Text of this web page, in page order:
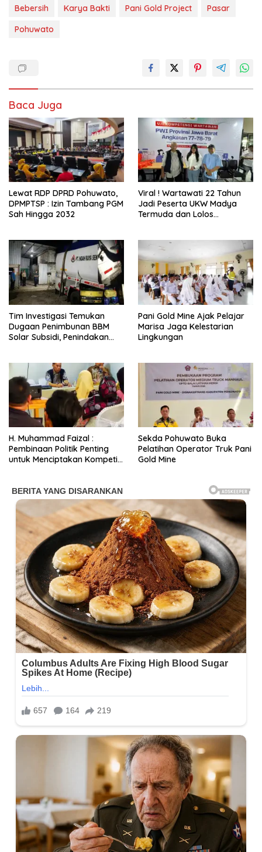
Bebersih Karya Bakti Pani Gold Project
Pasar
Pohuwato
Baca Juga
Lewat RDP DPRD Pohuwato,
DPMPTSP : Izin Tambang PGM
Sah Hingga 2032
Viral ! Wartawati 22 Tahun
Jadi Peserta UKW Madya
Termuda dan Lolos
Tim Investigasi Temukan
Dugaan Penimbunan BBM
Solar Subsidi, Penindakan
Pani Gold Mine Ajak Pelajar
Marisa Jaga Kelestarian
Lingkungan
H. Muhammad Faizal :
Pembinaan Politik Penting
untuk Menciptakan Kompetisi
Sekda Pohuwato Buka
Pelatihan Operator Truk Pani
Gold Mine